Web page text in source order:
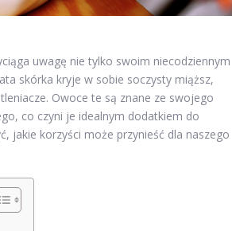
uwagę nie tylko swoim niecodziennym
skórka kryje w sobie soczysty miąższ,
Owoce te są znane ze swojego
co czyni je idealnym dodatkiem do
jakie korzyści może przynieść dla naszego